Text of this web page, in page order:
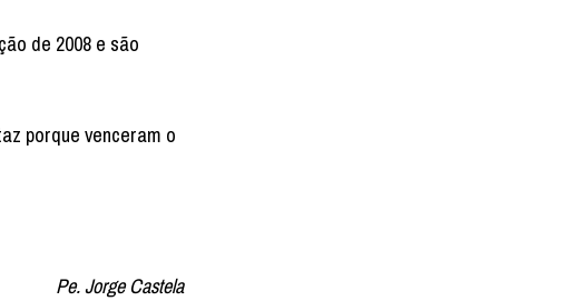
de 2008 e são
porque venceram o
Pe. Jorge Castela